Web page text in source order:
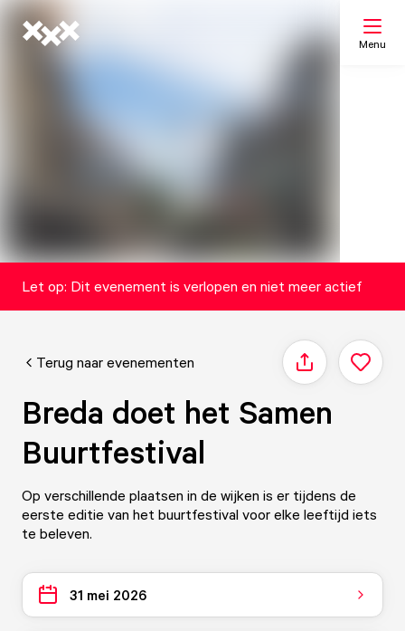
Menu
Let op: Dit evenement is verlopen en niet meer actief
Terug naar evenementen Delen
Breda doet het Samen
Buurtfestival
Op verschillende plaatsen in de wijken is er tijdens de
eerste editie van het buurtfestival voor elke leeftijd iets
te beleven.
31 mei 2026